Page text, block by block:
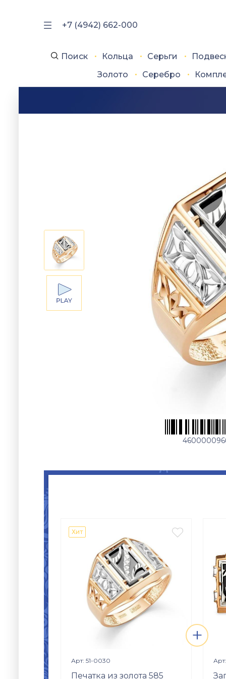
+7 (4942) 662-000
Поиск Кольца Серьги
Золото
Серебро
Хит 
Арт: 51-0030
Печатка из золота 585
+